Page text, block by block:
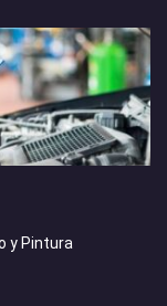
y Pintura